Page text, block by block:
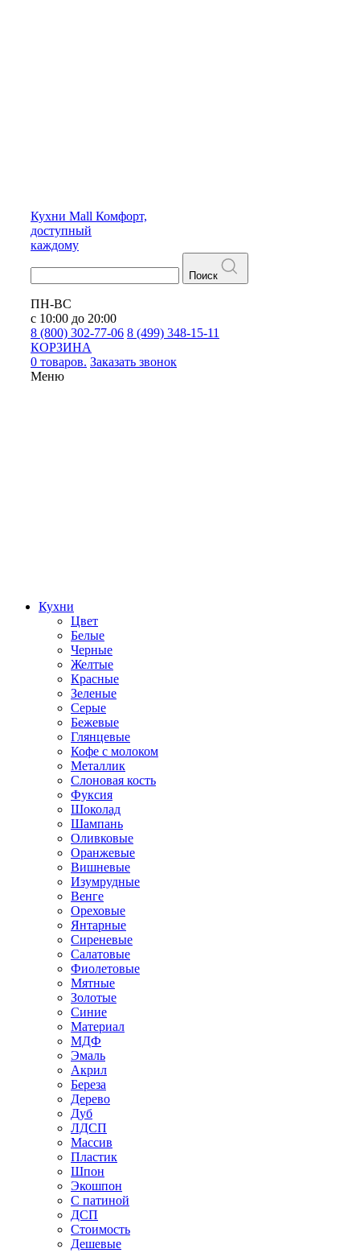
Кухни Mall Комфорт,
доступный
каждому
Поиск
ПН-ВС
с 10:00 до 20:00
8 (800) 302-77-06 8 (499) 348-15-11
КОРЗИНА
0 товаров. Заказать звонок
Меню
Кухни
Цвет
Белые
Черные
Желтые
Красные
Зеленые
Серые
Бежевые
Глянцевые
Кофе с молоком
Металлик
Слоновая кость
Фуксия
Шоколад
Шампань
Оливковые
Оранжевые
Вишневые
Изумрудные
Венге
Ореховые
Янтарные
Сиреневые
Салатовые
Фиолетовые
Мятные
Золотые
Синие
Материал
МДФ
Эмаль
Акрил
Береза
Дерево
Дуб
ЛДСП
Массив
Пластик
Шпон
Экошпон
С патиной
ДСП
Стоимость
Дешевые